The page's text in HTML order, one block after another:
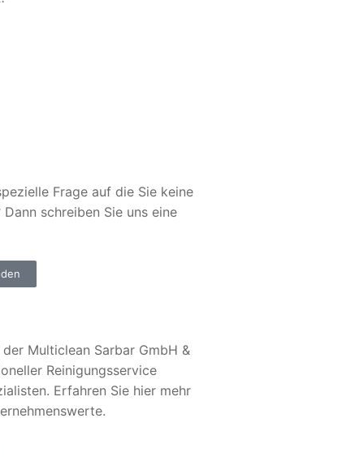
Frage auf die Sie keine
schreiben Sie uns eine
Multiclean Sarbar GmbH &
Reinigungsservice
Erfahren Sie hier mehr